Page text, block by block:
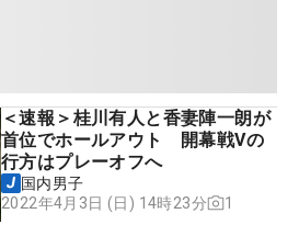
＜速報＞桂川有人と香妻陣一朗が
首位でホールアウト 開幕戦Vの
行方はプレーオフへ
国内男子
2022年4月3日 (日) 14時23分
1